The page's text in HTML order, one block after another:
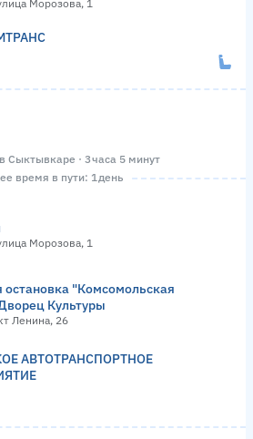
Морозова, 1
Сыктывкаре · 3 часа 5 минут
время в пути: 1 день
Морозова, 1
остановка "Комсомольская
Культуры
Ленина, 26
АВТОТРАНСПОРТНОЕ